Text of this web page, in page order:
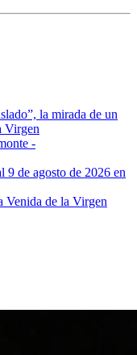
la mirada de un
Virgen
-
9 de agosto de 2026 en
Venida de la Virgen